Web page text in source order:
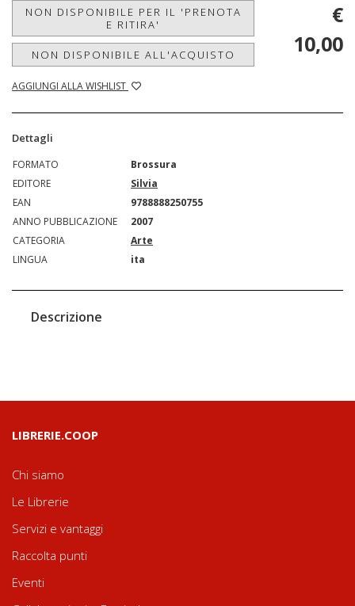
NON DISPONIBILE PER IL 'PRENOTA
E RITIRA'
NON DISPONIBILE ALL'ACQUISTO
AGGIUNGI ALLA WISHLIST
€
10,00
Dettagli
FORMATO
Brossura
EDITORE
Silvia
EAN
9788888250755
ANNO PUBBLICAZIONE
2007
CATEGORIA
Arte
LINGUA
ita
Descrizione
LIBRERIE.COOP
Chi siamo
Le Librerie
Servizi e vantaggi
Raccolta punti
Eventi